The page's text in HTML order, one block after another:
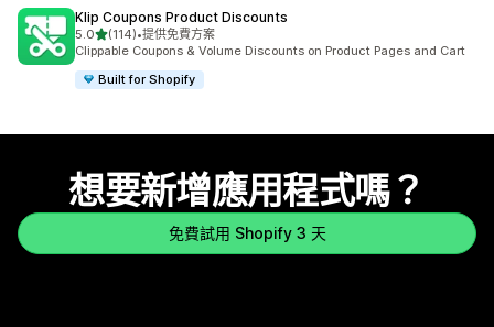
Klip Coupons Product Discounts
5.0滿分 5 顆星
(114)
共有 114 則評價
•提供免費方案
Clippable Coupons & Volume Discounts on Product Pages and Cart
Built for Shopify
想要新增應用程式嗎？
免費試用 Shopify 3 天